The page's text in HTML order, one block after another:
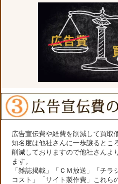
広告宣伝費や経費を削減して買取
知名度は他社さんに一歩譲るとこ
削減しておりますので他社さんよ
ます。
「雑誌掲載」「ＣＭ放送」「チ
コスト」「サイト製作費」これら